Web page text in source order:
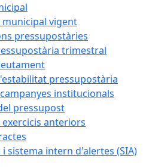
municipal vigent
pressupostàries
trimestral
pressupostària
institucionals
pressupost
anteriors
i sistema intern d'alertes (SIA)